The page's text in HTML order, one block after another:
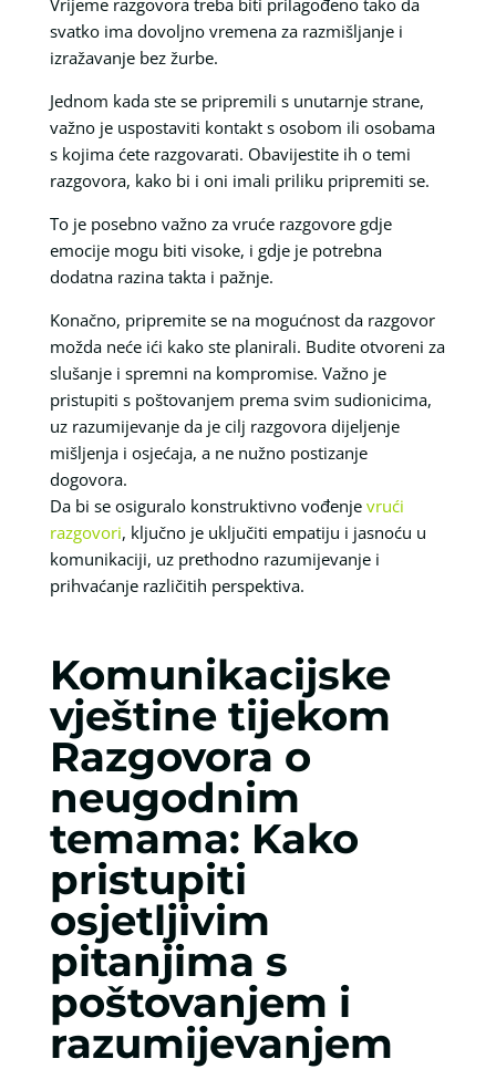
svatko ima dovoljno vremena za razmišljanje i
izražavanje bez žurbe.
Jednom kada ste se pripremili s unutarnje strane,
važno je uspostaviti kontakt s osobom ili osobama
s kojima ćete razgovarati. Obavijestite ih o temi
razgovora, kako bi i oni imali priliku pripremiti se.
To je posebno važno za vruće razgovore gdje
emocije mogu biti visoke, i gdje je potrebna
dodatna razina takta i pažnje.
Konačno, pripremite se na mogućnost da razgovor
možda neće ići kako ste planirali. Budite otvoreni za
slušanje i spremni na kompromise. Važno je
pristupiti s poštovanjem prema svim sudionicima,
uz razumijevanje da je cilj razgovora dijeljenje
mišljenja i osjećaja, a ne nužno postizanje
dogovora.
Da bi se osiguralo konstruktivno vođenje vrući
razgovori, ključno je uključiti empatiju i jasnoću u
komunikaciji, uz prethodno razumijevanje i
prihvaćanje različitih perspektiva.
Komunikacijske
vještine tijekom
Razgovora o
neugodnim
temama: Kako
pristupiti
osjetljivim
pitanjima s
poštovanjem i
razumijevanjem